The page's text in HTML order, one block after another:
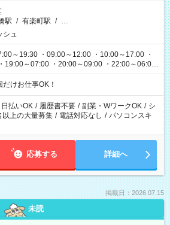
駅 / 有楽町駅 / …
シュ
～19:30 ・09:00～12:00 ・10:00～17:00 ・
19:00～07:00 ・20:00～09:00 ・22:00～06:00
は けお仕事OK！
日払いOK / 履歴書不要 / 副業・WワークOK / シ
以上の大量募集 / 電話対応なし / パソコンスキ
応募する 詳細へ
掲載日：2026.07.15
未読